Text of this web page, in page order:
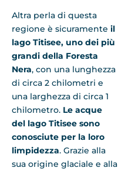
Altra perla di questa
regione è sicuramente il
lago Titisee, uno dei più
grandi della Foresta
Nera, con una lunghezza
di circa 2 chilometri e
una larghezza di circa 1
chilometro. Le acque
del lago Titisee sono
conosciute per la loro
limpidezza. Grazie alla
sua origine glaciale e alla